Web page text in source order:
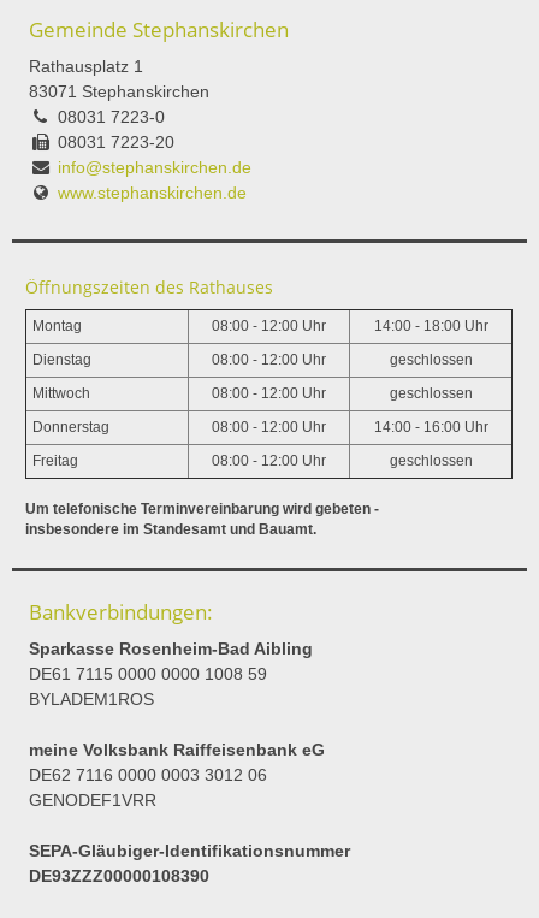
Gemeinde Stephanskirchen
Rathausplatz 1
83071 Stephanskirchen
08031 7223-0
08031 7223-20
info@stephanskirchen.de
www.stephanskirchen.de
Öffnungszeiten des Rathauses
Montag 08:00 - 12:00 Uhr 14:00 - 18:00 Uhr
Dienstag 08:00 - 12:00 Uhr geschlossen
Mittwoch 08:00 - 12:00 Uhr geschlossen
Donnerstag 08:00 - 12:00 Uhr 14:00 - 16:00 Uhr
Freitag 08:00 - 12:00 Uhr geschlossen
Um telefonische Terminvereinbarung wird gebeten -
insbesondere im Standesamt und Bauamt.
Bankverbindungen:
Sparkasse Rosenheim-Bad Aibling
DE61 7115 0000 0000 1008 59
BYLADEM1ROS
meine Volksbank Raiffeisenbank eG
DE62 7116 0000 0003 3012 06
GENODEF1VRR
SEPA-Gläubiger-Identifikationsnummer
DE93ZZZ00000108390